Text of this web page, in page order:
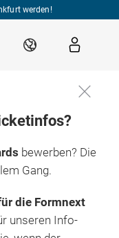
werden!
DE
bewerben? Die
Gang.
die Formnext
unseren Info-